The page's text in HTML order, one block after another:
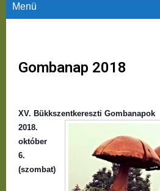
Menü
Gombanap 2018
XV. Bükkszentkereszti Gombanapok
2018.
október
6.
(szombat)